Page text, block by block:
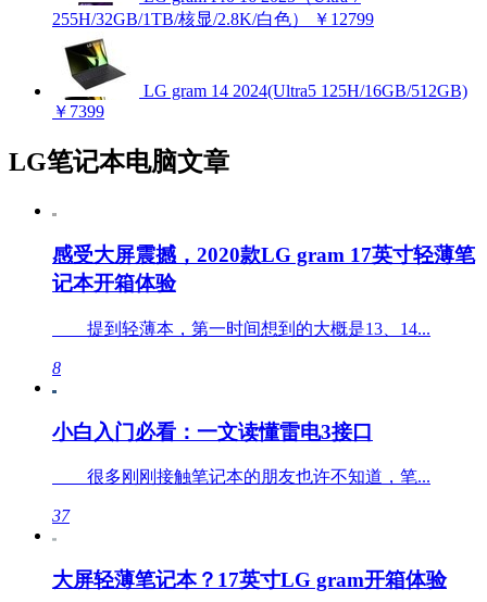
255H/32GB/1TB/核显/2.8K/白色）
￥12799
LG gram 14 2024(Ultra5 125H/16GB/512GB)
￥7399
LG笔记本电脑文章
感受大屏震撼，2020款LG gram 17英寸轻薄笔
记本开箱体验
提到轻薄本，第一时间想到的大概是13、14...
8
小白入门必看：一文读懂雷电3接口
很多刚刚接触笔记本的朋友也许不知道，笔...
37
大屏轻薄笔记本？17英寸LG gram开箱体验